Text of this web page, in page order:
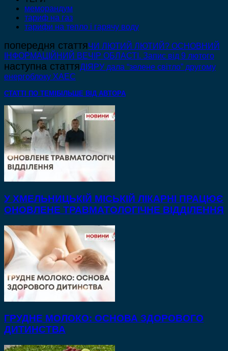
меморандум
тариф на газ
тарифи на тепло і гарячу воду
попередня статтяЧИ ЛЮТИЙ ЛЮТИЙ? ОСНОВНИЙ
ІНФОРМАЦІЙНИЙ ВЕЧІР ОБЛАСТІ. Запис від 9 лютого
наступна статтяДІЯРУ дала “зелене світло” другому
енергоблоку ХАЕС
СТАТТІ ПО ТЕМІ БІЛЬШЕ ВІД АВТОРА
У ХМЕЛЬНИЦЬКІЙ МІСЬКІЙ ЛІКАРНІ ПРАЦЮЄ
ОНОВЛЕНЕ ТРАВМАТОЛОГІЧНЕ ВІДДІЛЕННЯ
ГРУДНЕ МОЛОКО: ОСНОВА ЗДОРОВОГО
ДИТИНСТВА